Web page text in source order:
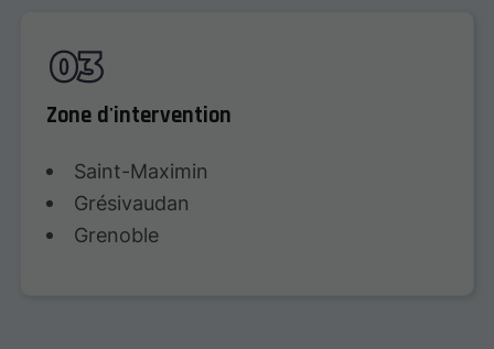
Zone d'intervention
Saint-Maximin
Grésivaudan
Grenoble